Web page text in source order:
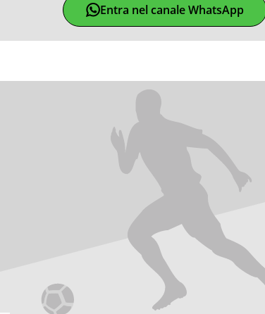
Entra nel canale WhatsApp